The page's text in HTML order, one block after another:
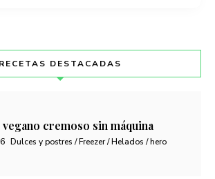
RECETAS DESTACADAS
cremoso sin máquina
Dulces y postres / Freezer / Helados / hero